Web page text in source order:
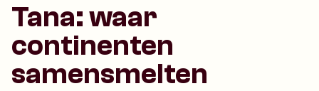
Tana: waar
continenten
samensmelten